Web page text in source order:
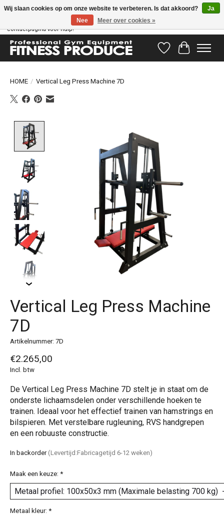
Vragen hebben? Ons supportteam staat klaar om u te helpen! Bezoek onze
contactpagina voor hulp!
Verlanglijst
HOME / Vertical Leg Press Machine 7D
Vertical Leg Press Machine
7D
Artikelnummer: 7D
€2.265,00
Incl. btw
De Vertical Leg Press Machine 7D stelt je in staat om de
onderste lichaamsdelen onder verschillende hoeken te
trainen. Ideaal voor het effectief trainen van hamstrings en
bilspieren. Met verstelbare rugleuning, RVS handgrepen
en een robuuste constructie.
In backorder (Levertijd:Fabricagetijd 6-12 weken)
Maak een keuze: *
Metaal kleur: *
Wij slaan cookies op om onze website te verbeteren. Is dat akkoord?
Ja
Nee
Meer over cookies »